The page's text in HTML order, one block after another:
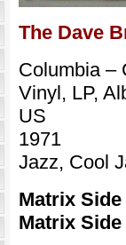
The Dave
Columbia –
Vinyl, LP,
US
1971
Jazz, Cool
Matrix
Matrix